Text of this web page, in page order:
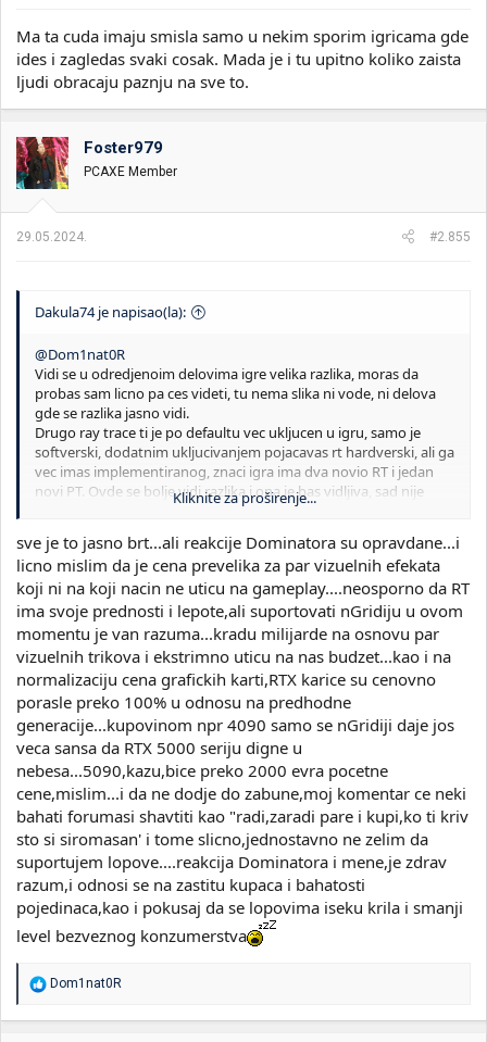
Ma ta cuda imaju smisla samo u nekim sporim igricama gde
ides i zagledas svaki cosak. Mada je i tu upitno koliko zaista
ljudi obracaju paznju na sve to.
Foster979
PCAXE Member
29.05.2024. #2.855
Dakula74 je napisao(la):
@Dom1nat0R
Vidi se u odredjenoim delovima igre velika razlika, moras da
probas sam licno pa ces videti, tu nema slika ni vode, ni delova
gde se razlika jasno vidi.
Drugo ray trace ti je po defaultu vec ukljucen u igru, samo je
softverski, dodatnim ukljucivanjem pojacavas rt hardverski, ali ga
vec imas implementiranog, znaci igra ima dva novio RT i jedan
novi PT. Ovde se bolje vidi razlika i ona je bas vidljiva, sad nije
drama jer igra po defaultu lepo izgleda i na nizim detaljima, ali za
setovanja globalna i primenjuju se na kompletnu mapu, zato
vuce mnogo penala iako ti se recimo omeksana senka ne cini kao
neki vizuelni ninja utisak, ako je primenjen globalno vuce penale.
Kliknite za proširenje...
sve je to jasno brt...ali reakcije Dominatora su opravdane...i
licno mislim da je cena prevelika za par vizuelnih efekata
koji ni na koji nacin ne uticu na gameplay....neosporno da RT
ima svoje prednosti i lepote,ali suportovati nGridiju u ovom
momentu je van razuma...kradu milijarde na osnovu par
vizuelnih trikova i ekstrimno uticu na nas budzet...kao i na
normalizaciju cena grafickih karti,RTX karice su cenovno
porasle preko 100% u odnosu na predhodne
generacije...kupovinom npr 4090 samo se nGridiji daje jos
veca sansa da RTX 5000 seriju digne u
nebesa...5090,kazu,bice preko 2000 evra pocetne
cene,mislim...i da ne dodje do zabune,moj komentar ce neki
bahati forumasi shavtiti kao "radi,zaradi pare i kupi,ko ti kriv
sto si siromasan' i tome slicno,jednostavno ne zelim da
suportujem lopove....reakcija Dominatora i mene,je zdrav
razum,i odnosi se na zastitu kupaca i bahatosti
pojedinaca,kao i pokusaj da se lopovima iseku krila i smanji
level bezveznog konzumerstva
R
Dom1nat0R